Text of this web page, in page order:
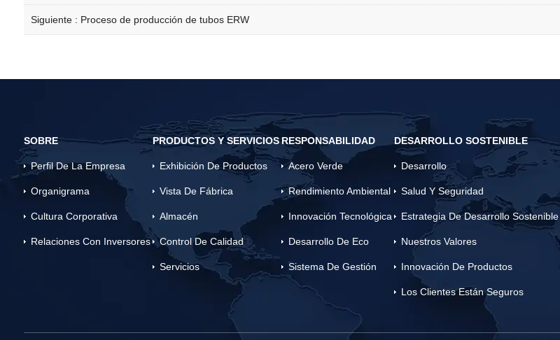
Siguiente : Proceso de producción de tubos ERW
SOBRE
Perfil De La Empresa
Organigrama
Cultura Corporativa
Relaciones Con Inversores
PRODUCTOS Y SERVICIOS
Exhibición De Productos
Vista De Fábrica
Almacén
Control De Calidad
Servicios
RESPONSABILIDAD
Acero Verde
Rendimiento Ambiental
Innovación Tecnológica
Desarrollo De Eco
Sistema De Gestión
DESARROLLO SOSTENIBLE
Desarrollo
Salud Y Seguridad
Estrategia De Desarrollo Sostenible
Nuestros Valores
Innovación De Productos
Los Clientes Están Seguros